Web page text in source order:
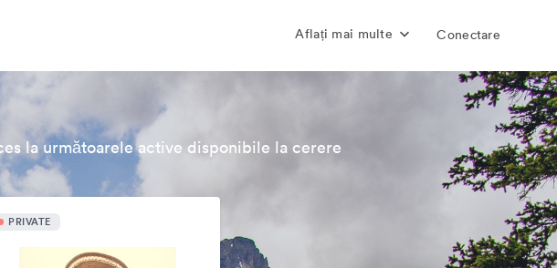
Aflați mai multe Conectare
la următoarele active disponibile la cerere
PRIVATE